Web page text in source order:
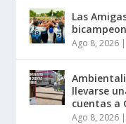
Las
Ago 8, 2026 |
llevarse
cuentas a
Ago 8, 2026 |